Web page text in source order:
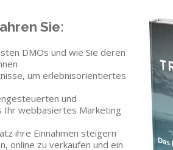
Sie:
DMOs und wie Sie deren
um erlebnisorientiertes
und
Ihr webbasiertes Marketing
ihre Einnahmen steigern
online zu verkaufen und ein